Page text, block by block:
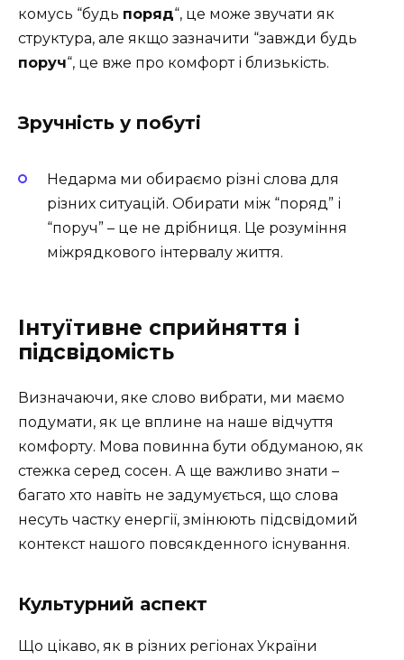
комусь “будь поряд“, це може звучати як
структура, але якщо зазначити “завжди будь
поруч“, це вже про комфорт і близькість.
Зручність у побуті
Недарма ми обираємо різні слова для
різних ситуацій. Обирати між “поряд” і
“поруч” – це не дрібниця. Це розуміння
міжрядкового інтервалу життя.
Інтуїтивне сприйняття і
підсвідомість
Визначаючи, яке слово вибрати, ми маємо
подумати, як це вплине на наше відчуття
комфорту. Мова повинна бути обдуманою, як
стежка серед сосен. А ще важливо знати –
багато хто навіть не задумується, що слова
несуть частку енергії, змінюють підсвідомий
контекст нашого повсякденного існування.
Культурний аспект
Що цікаво, як в різних регіонах України